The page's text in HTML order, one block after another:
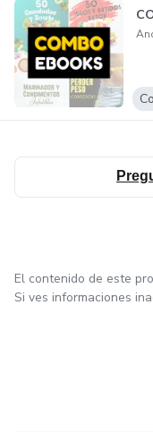
El contenido de este
Si ves informaciones